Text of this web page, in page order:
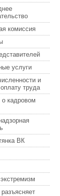
комиссия
услуги
и
труда
кадровом
ВК